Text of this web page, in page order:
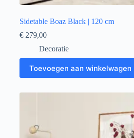
Sidetable Boaz Black | 120 cm
€ 279,00
Decoratie
Toevoegen aan winkelwagen